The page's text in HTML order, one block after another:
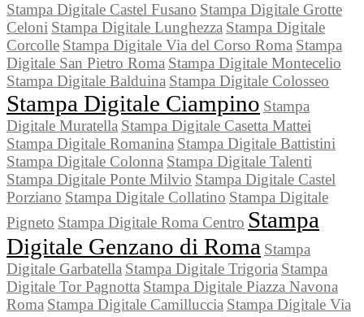
Stampa Digitale Castel Fusano Stampa Digitale Grotte
Celoni Stampa Digitale Lunghezza Stampa Digitale
Corcolle Stampa Digitale Via del Corso Roma Stampa
Digitale San Pietro Roma Stampa Digitale Montecelio
Stampa Digitale Balduina Stampa Digitale Colosseo
Stampa Digitale Ciampino Stampa
Digitale Muratella Stampa Digitale Casetta Mattei
Stampa Digitale Romanina Stampa Digitale Battistini
Stampa Digitale Colonna Stampa Digitale Talenti
Stampa Digitale Ponte Milvio Stampa Digitale Castel
Porziano Stampa Digitale Collatino Stampa Digitale
Pigneto Stampa Digitale Roma Centro Stampa
Digitale Genzano di Roma Stampa
Digitale Garbatella Stampa Digitale Trigoria Stampa
Digitale Tor Pagnotta Stampa Digitale Piazza Navona
Roma Stampa Digitale Camilluccia Stampa Digitale Via